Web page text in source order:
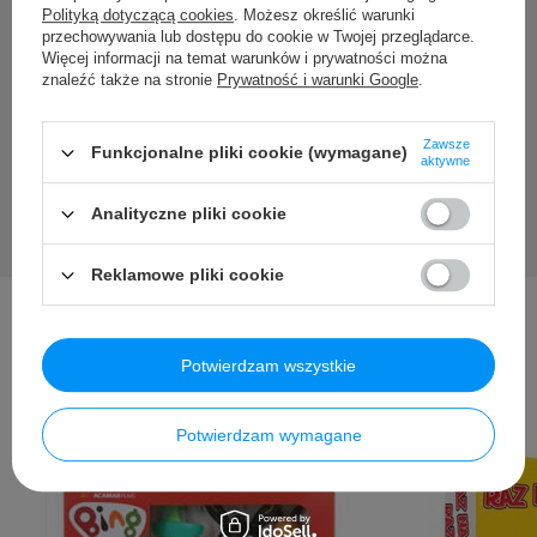
Zadaj pytanie a my odpowiemy niezwłocznie, najciekawsze
pytania i odpowiedzi publikując dla innych.
Zadaj pytanie
Inni kupili także ...
Polityką dotyczącą cookies. Możesz określić warunki
przechowywania lub dostępu do cookie w Twojej przeglądarce.
Więcej informacji na temat warunków i prywatności można
znaleźć także na stronie Prywatność i warunki Google.
Funkcjonalne pliki cookie (wymagane)
Zawsze
aktywne
Analityczne pliki cookie
Reklamowe pliki cookie
Potwierdzam wymagane
Potwierdzam wszystkie